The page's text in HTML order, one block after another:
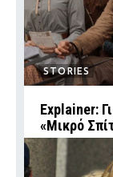
STORIES
Explainer:
«Μικρό